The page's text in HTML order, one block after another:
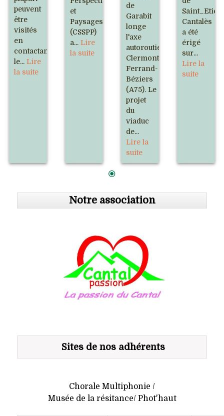
peuvent
être
visités
en
contactant
le... Lire
la suite
et
Paysages
(CSSPP)
a... Lire
la suite
de
Garabit
longe
l'axe
autoroutier
Clermont-
Ferrand-
Béziers
(A75). Le
projet
du
viaduc
de...
Lire la
suite
Cantalès
a été
érigé
sur...
Lire la
suite
Notre association
Sites de nos adhérents
Chorale Multiphonie /
Musée de la résitance/ Phot'haut